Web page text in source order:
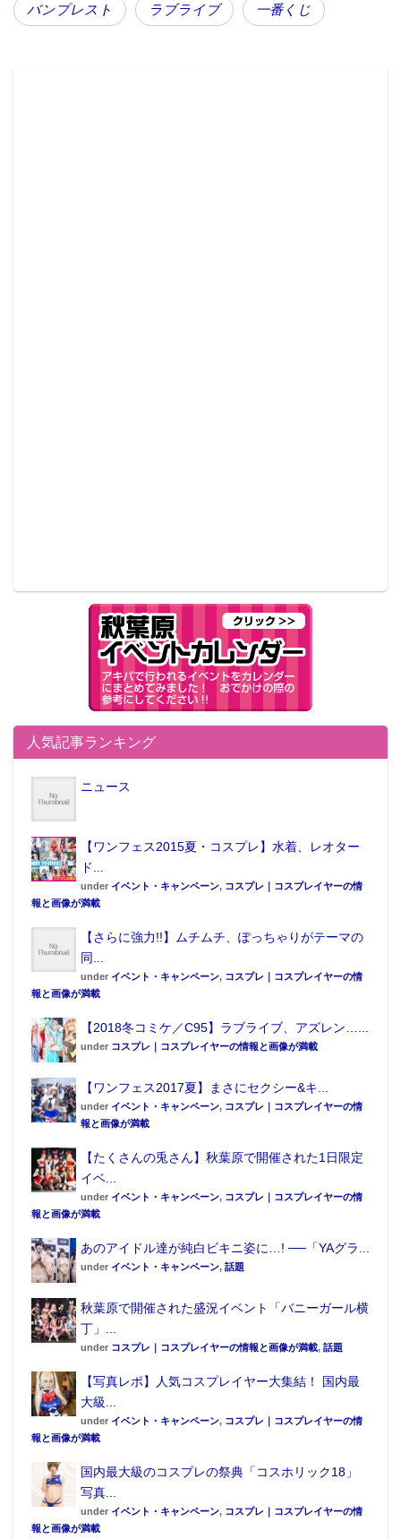
（全1種） A2サイズ
「果南」の私服姿を描きおろした、壁掛け式のアート
●D賞 黒澤ダイヤ 掛式アートポスター
（全1種） A2サイズ
「ダイヤ」の私服姿を描きおろした、壁掛け式のアー
トポスター。
●E賞 渡辺 曜 掛式アートポスター
バンプレスト ラブライブ 一番くじ
人気記事ランキング
ニュース
【ワンフェス2015夏・コスプレ】水着、レオター
ド...
under イベント・キャンペーン, コスプレ｜コスプレイヤーの情
報と画像が満載
【さらに強力!!】ムチムチ、ぽっちゃりがテーマの
同...
under イベント・キャンペーン, コスプレ｜コスプレイヤーの情
報と画像が満載
【2018冬コミケ／C95】ラブライブ、アズレン…...
under コスプレ｜コスプレイヤーの情報と画像が満載
【ワンフェス2017夏】まさにセクシー&キ...
under イベント・キャンペーン, コスプレ｜コスプレイヤーの情
報と画像が満載
【たくさんの兎さん】秋葉原で開催された1日限定
イベ...
under イベント・キャンペーン, コスプレ｜コスプレイヤーの情
報と画像が満載
あのアイドル達が純白ビキニ姿に…! ──「YAグラ...
under イベント・キャンペーン, 話題
秋葉原で開催された盛況イベント「バニーガール横
丁」...
under コスプレ｜コスプレイヤーの情報と画像が満載, 話題
【写真レポ】人気コスプレイヤー大集結！ 国内最
大級...
under イベント・キャンペーン, コスプレ｜コスプレイヤーの情
報と画像が満載
国内最大級のコスプレの祭典「コスホリック18」
写真...
under イベント・キャンペーン, コスプレ｜コスプレイヤーの情
報と画像が満載